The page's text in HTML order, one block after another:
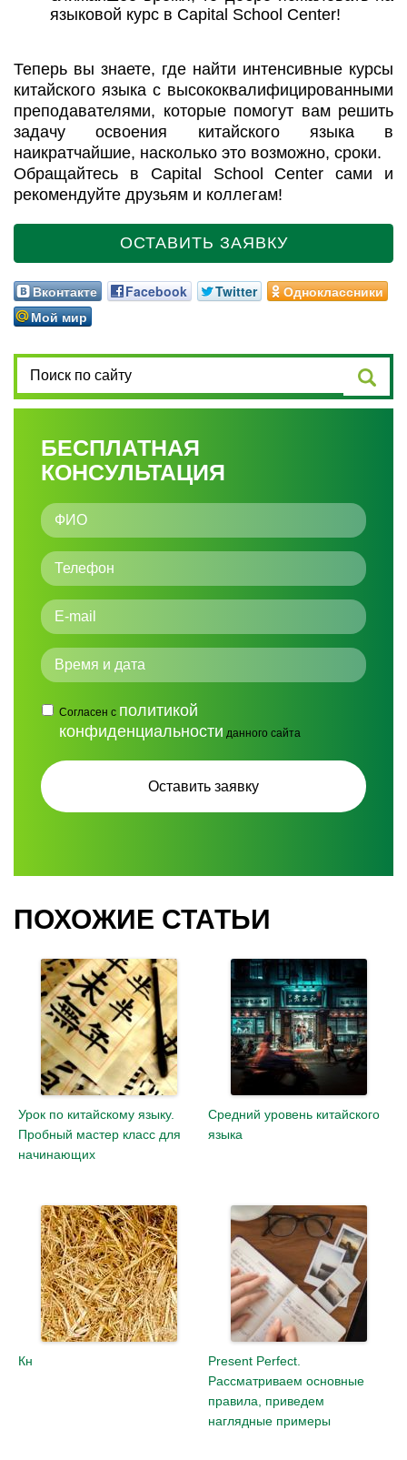
языковой курс в Capital School Center!
Теперь вы знаете, где найти интенсивные курсы
китайского языка с высококвалифицированными
преподавателями, которые помогут вам решить
задачу освоения китайского языка в
наикратчайшие, насколько это возможно, сроки.
Обращайтесь в Capital School Center сами и
рекомендуйте друзьям и коллегам!
ОСТАВИТЬ ЗАЯВКУ
Вконтакте Facebook Twitter
Одноклассники
Мой мир
БЕСПЛАТНАЯ
КОНСУЛЬТАЦИЯ
Согласен с политикой
конфиденциальности данного сайта
ПОХОЖИЕ СТАТЬИ
Урок по китайскому языку.
Пробный мастер класс для
начинающих
Средний уровень китайского
языка
Кн
Present Perfect.
Рассматриваем основные
правила, приведем
наглядные примеры